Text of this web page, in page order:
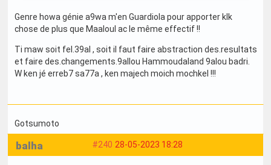
Genre howa génie a9wa m'en Guardiola pour apporter klk
chose de plus que Maaloul ac le même effectif !!
Ti maw soit fel.39al , soit il faut faire abstraction des.resultats
et faire des.changements.9allou Hammoudaland 9alou badri.
W ken jé erreb7 sa77a , ken majech moich mochkel !!!
Gotsumoto
#240 28-05-2023 18:28
balha